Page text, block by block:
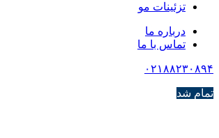
تزئینات مو
درباره ما
تماس با ما
۰۲۱۸۸۲۳۰۸۹۴
تمام شد